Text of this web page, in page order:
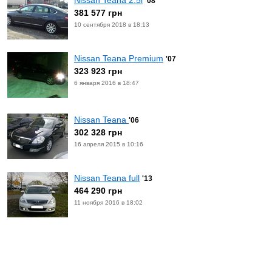
381 577 грн
10 сентября 2018 в 18:13
Nissan Teana Premium '07
323 923 грн
6 января 2016 в 18:47
Nissan Teana '06
302 328 грн
16 апреля 2015 в 10:16
Nissan Teana full '13
464 290 грн
11 ноября 2016 в 18:02